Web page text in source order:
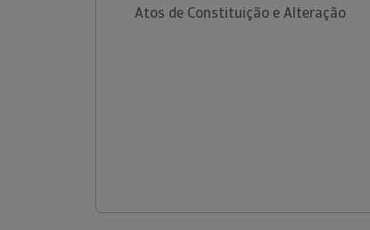
Atos de Constituição e Alteração